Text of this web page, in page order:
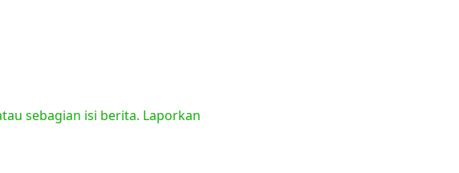
sebagian isi berita. Laporkan